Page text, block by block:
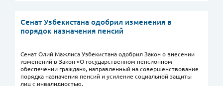
Сенат Узбекистана одобрил изменения в
порядок назначения пенсий
Сенат Олий Мажлиса Узбекистана одобрил Закон о внесении
изменений в Закон «О государственном пенсионном
обеспечении граждан», направленный на совершенствование
порядка назначения пенсий и усиление социальной защиты
лиц с инвалидностью.